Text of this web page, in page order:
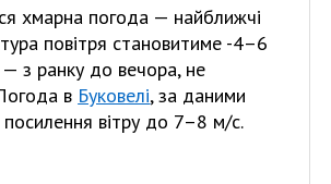
хмарна погода — найближчі
повітря становитиме -4–6
— з ранку до вечора, не
в Буковелі, за даними
вітру до 7–8 м/с.